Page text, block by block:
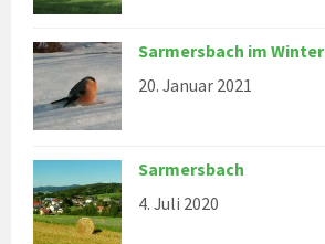
Sarmersbach im Winter
20. Januar 2021
Sarmersbach
4. Juli 2020